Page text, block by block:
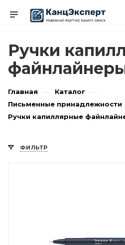
Ручки
Главная — Каталог —
Письменные принадлежности
Ручки капиллярные
ФИЛЬТР